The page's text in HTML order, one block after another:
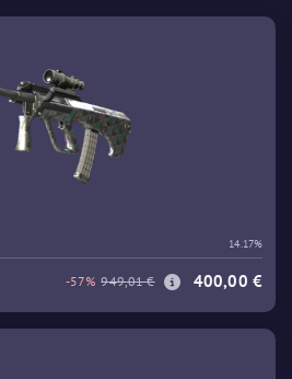
14.17%
-57% 949,01 € 400,00 €